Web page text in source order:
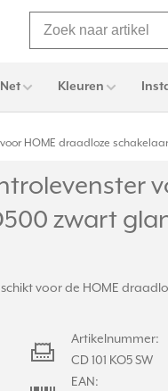
Kleuren
HOME draadloze
zwart
voor de HOME
Artikelnummer:
CD 101 KO5 SW
EAN: